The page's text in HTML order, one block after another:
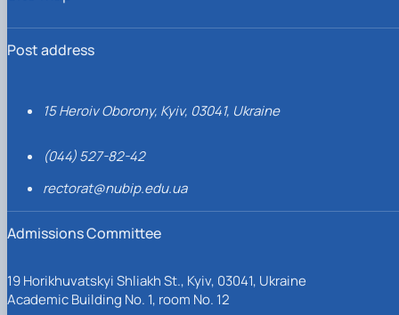
Post address
15 Heroiv Oborony, Kyiv, 03041, Ukraine
(044) 527-82-42
rectorat@nubip.edu.ua
Admissions Committee
19 Horikhuvatskyi Shliakh St., Kyiv, 03041, Ukraine
Academic Building No. 1, room No. 12